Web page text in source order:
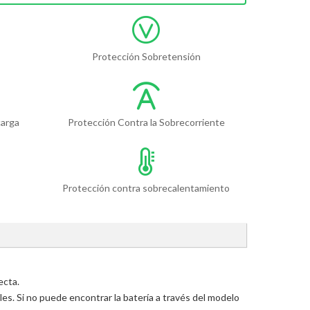
Protección Sobretensión
Protección Contra la Sobrecorriente
Protección contra sobrecalentamiento
Si no puede encontrar la batería a través del modelo